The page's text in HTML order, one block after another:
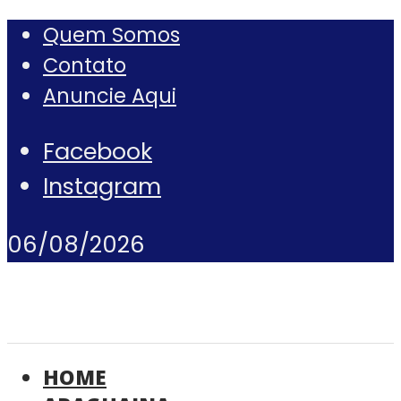
Quem Somos
Contato
Anuncie Aqui
Facebook
Instagram
06/08/2026
HOME